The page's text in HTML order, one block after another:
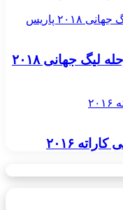
پاریس
مسابقه بهمن عسگری در اولین مرحله لیگ جهانی ۲۰۱۸
۲۰۱۶